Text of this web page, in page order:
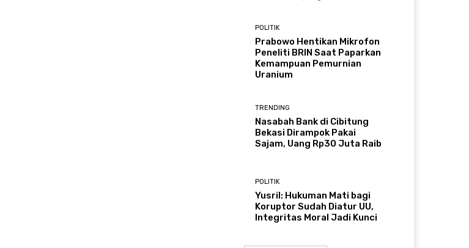
POLITIK
Prabowo Hentikan Mikrofon
Peneliti BRIN Saat Paparkan
Kemampuan Pemurnian
Uranium
TRENDING
Nasabah Bank di Cibitung
Bekasi Dirampok Pakai
Sajam, Uang Rp30 Juta Raib
POLITIK
Yusril: Hukuman Mati bagi
Koruptor Sudah Diatur UU,
Integritas Moral Jadi Kunci